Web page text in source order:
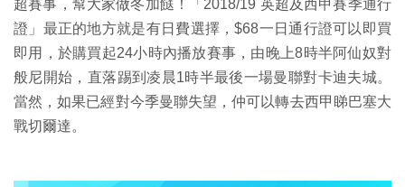
超賽事，幫大家做冬加餸！「2018/19 英超及西甲賽季通行
證」最正的地方就是有日費選擇，$68一日通行證可以即買
即用，於購買起24小時內播放賽事，由晚上8時半阿仙奴對
般尼開始，直落踢到凌晨1時半最後一場曼聯對卡迪夫城。
當然，如果已經對今季曼聯失望，仲可以轉去西甲睇巴塞大
戰切爾達。